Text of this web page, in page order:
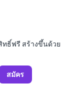
ทธิ์ฟรี สร้างขึ้นด้วย
สมัคร